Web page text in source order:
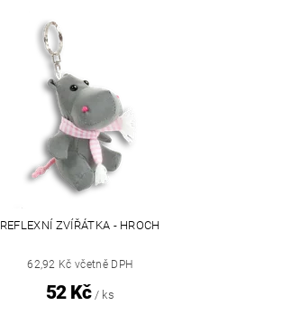
REFLEXNÍ ZVÍŘÁTKA - HROCH
62,92 Kč včetně DPH
52 Kč / ks